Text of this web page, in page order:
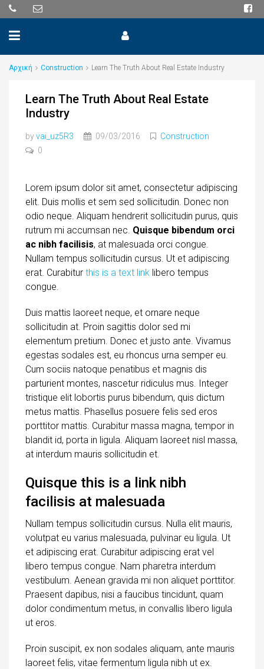
Αρχική Construction Learn The Truth About Real Estate Industry
Learn The Truth About Real Estate
Industry
byvai_uz5R3 09/03/2016
Construction
0
Lorem ipsum dolor sit amet, consectetur adipiscing
elit. Duis mollis et sem sed sollicitudin. Donec non
odio neque. Aliquam hendrerit sollicitudin purus, quis
rutrum mi accumsan nec. Quisque bibendum orci
ac nibh facilisis, at malesuada orci congue.
Nullam tempus sollicitudin cursus. Ut et adipiscing
erat. Curabitur this is a text link libero tempus
congue.
Duis mattis laoreet neque, et ornare neque
sollicitudin at. Proin sagittis dolor sed mi
elementum pretium. Donec et justo ante. Vivamus
egestas sodales est, eu rhoncus urna semper eu.
Cum sociis natoque penatibus et magnis dis
parturient montes, nascetur ridiculus mus. Integer
tristique elit lobortis purus bibendum, quis dictum
metus mattis. Phasellus posuere felis sed eros
porttitor mattis. Curabitur massa magna, tempor in
blandit id, porta in ligula. Aliquam laoreet nisl massa,
at interdum mauris sollicitudin et.
Quisque this is a link nibh
facilisis at malesuada
Nullam tempus sollicitudin cursus. Nulla elit mauris,
volutpat eu varius malesuada, pulvinar eu ligula. Ut
et adipiscing erat. Curabitur adipiscing erat vel
libero tempus congue. Nam pharetra interdum
vestibulum. Aenean gravida mi non aliquet porttitor.
Praesent dapibus, nisi a faucibus tincidunt, quam
dolor condimentum metus, in convallis libero ligula
ut eros.
Proin suscipit, ex non sodales aliquam, ante mauris
laoreet felis, vitae fermentum ligula nibh ut ex.